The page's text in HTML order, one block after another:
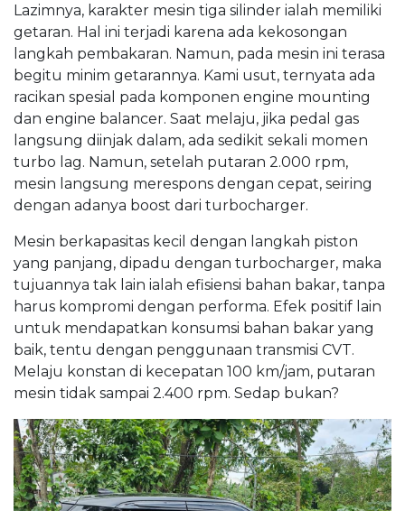
Lazimnya, karakter mesin tiga silinder ialah memiliki
getaran. Hal ini terjadi karena ada kekosongan
langkah pembakaran. Namun, pada mesin ini terasa
begitu minim getarannya. Kami usut, ternyata ada
racikan spesial pada komponen engine mounting
dan engine balancer. Saat melaju, jika pedal gas
langsung diinjak dalam, ada sedikit sekali momen
turbo lag. Namun, setelah putaran 2.000 rpm,
mesin langsung merespons dengan cepat, seiring
dengan adanya boost dari turbocharger.
Mesin berkapasitas kecil dengan langkah piston
yang panjang, dipadu dengan turbocharger, maka
tujuannya tak lain ialah efisiensi bahan bakar, tanpa
harus kompromi dengan performa. Efek positif lain
untuk mendapatkan konsumsi bahan bakar yang
baik, tentu dengan penggunaan transmisi CVT.
Melaju konstan di kecepatan 100 km/jam, putaran
mesin tidak sampai 2.400 rpm. Sedap bukan?